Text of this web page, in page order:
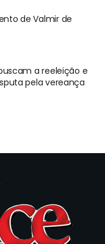
de Valmir de
a reeleição e
pela vereança